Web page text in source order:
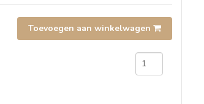
Toevoegen aan winkelwagen